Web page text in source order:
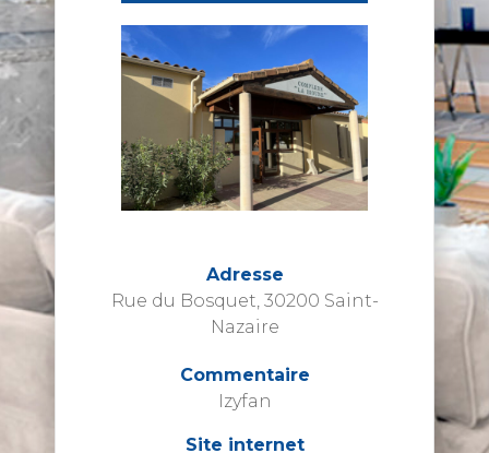
Adresse
Rue du Bosquet, 30200 Saint-
Nazaire
Commentaire
Izyfan
Site internet